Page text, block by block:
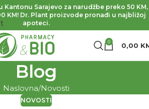
Sarajevo za narudžbe preko 50 KM,
KM! Dr. Plant proizvode pronađi u najbližoj
apoteci.
0 0,00
Blog
Naslovna Novosti
NOVOSTI